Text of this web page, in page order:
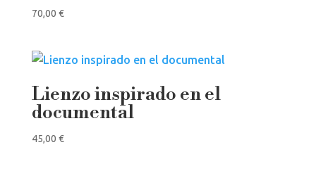
70,00 €
Lienzo inspirado en el
documental
45,00 €